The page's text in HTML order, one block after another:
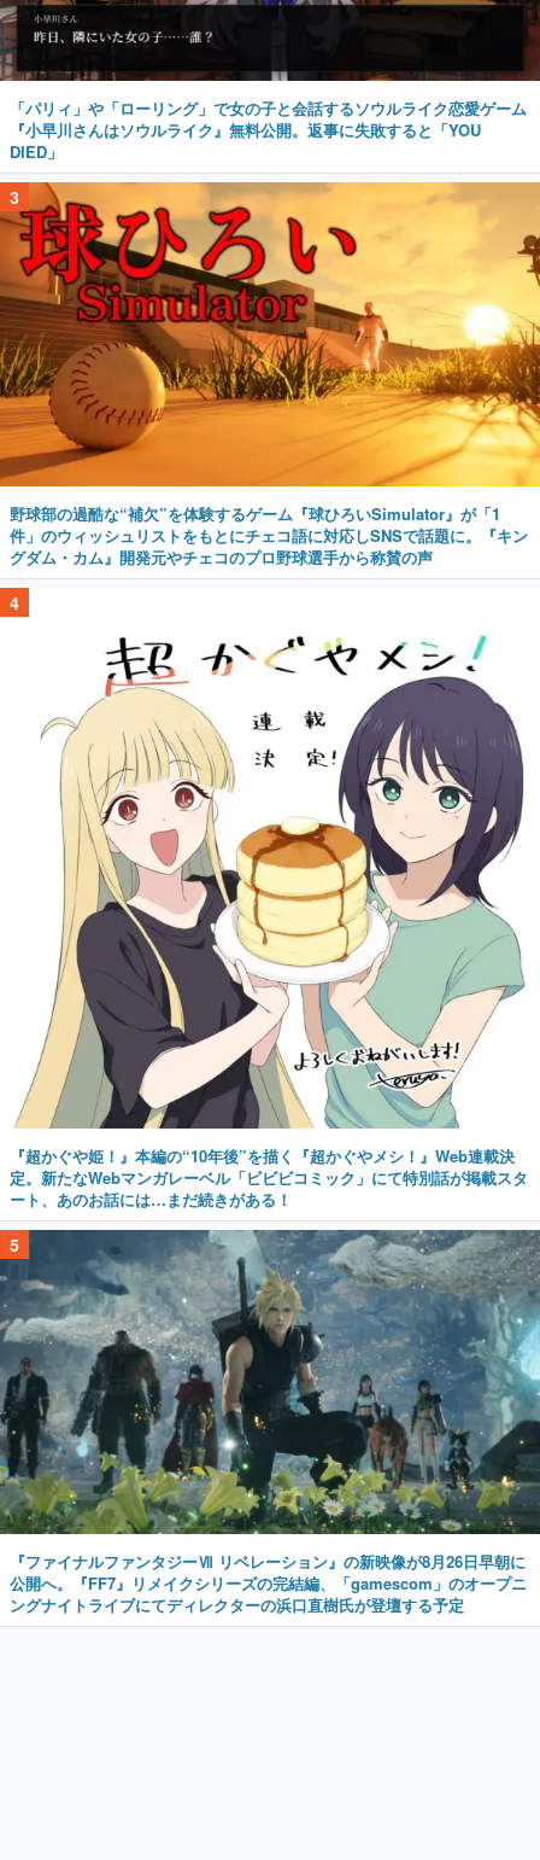
「パリィ」や「ローリング」で女の子と会話するソウルライク恋愛ゲーム
『小早川さんはソウルライク』無料公開。返事に失敗すると「YOU
DIED」
3
野球部の過酷な“補欠”を体験するゲーム『球ひろいSimulator』が「1
件」のウィッシュリストをもとにチェコ語に対応しSNSで話題に。『キン
グダム・カム』開発元やチェコのプロ野球選手から称賛の声
4
『超かぐや姫！』本編の“10年後”を描く『超かぐやメシ！』Web連載決
定。新たなWebマンガレーベル「ビビビコミック」にて特別話が掲載スタ
ート、あのお話には…まだ続きがある！
5
『ファイナルファンタジーⅦ リベレーション』の新映像が8月26日早朝に
公開へ。『FF7』リメイクシリーズの完結編、「gamescom」のオープニ
ングナイトライブにてディレクターの浜口直樹氏が登壇する予定